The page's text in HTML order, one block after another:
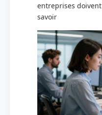
entreprises doivent
savoir